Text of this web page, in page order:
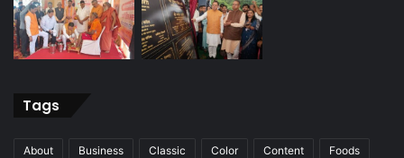
Tags
About Business Classic Color Content Foods